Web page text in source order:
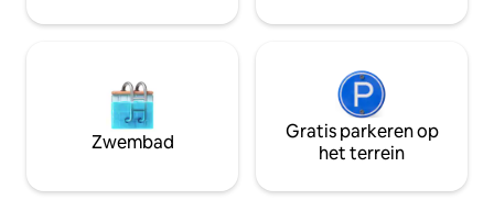
comfort en inzicht.
Zwembad
Gratis parkeren op
het terrein